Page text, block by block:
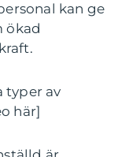
kan ge
ökad
typer av
här]